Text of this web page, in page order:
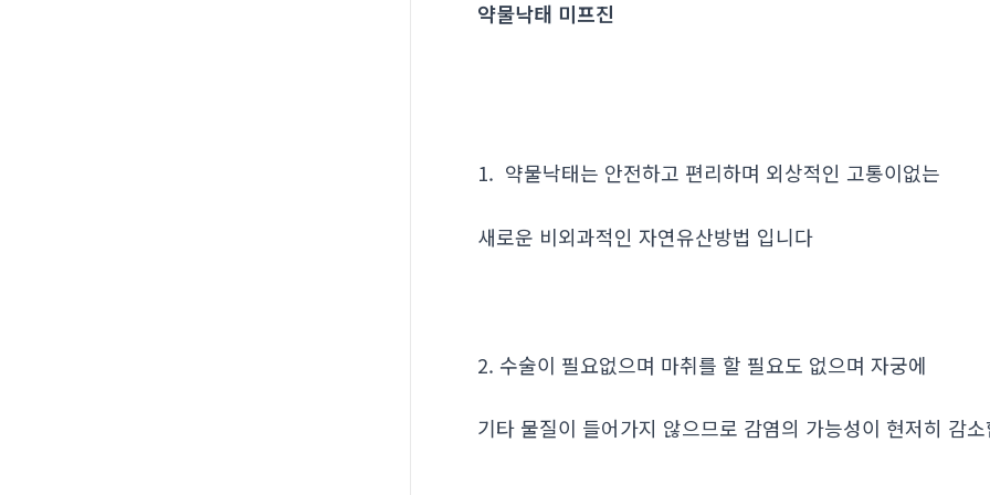
약물낙태 미프진
1. 약물낙태는 안전하고 편리하며 외상적인 고통이없는
새로운 비외과적인 자연유산방법 입니다
2. 수술이 필요없으며 마취를 할 필요도 없으며 자궁에
기타 물질이 들어가지 않으므로 감염의 가능성이 현저히 감